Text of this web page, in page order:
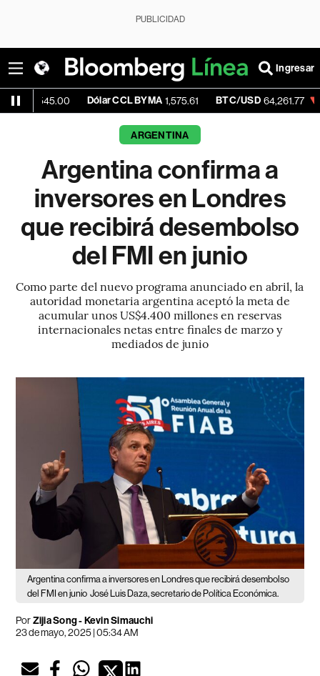
PUBLICIDAD
Ingresar
Dólar CCL BYMA 1,575.61 BTC/USD 64,261.77 -0.06%
ARGENTINA
Argentina confirma a
inversores en Londres
que recibirá desembolso
del FMI en junio
Como parte del nuevo programa anunciado en abril, la
autoridad monetaria argentina aceptó la meta de
acumular unos US$4.400 millones en reservas
internacionales netas entre finales de marzo y
mediados de junio
Argentina confirma a inversores en Londres que recibirá desembolso
del FMI en junio José Luis Daza, secretario de Política Económica.
PorZijia Song - Kevin Simauchi
23 de mayo, 2025 | 05:34 AM